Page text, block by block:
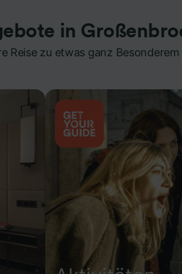
in
Reise zu etwas ganz Besonderem